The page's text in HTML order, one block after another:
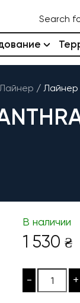
Search
/ Лайнер
В наличии
1 530 ₴
- +